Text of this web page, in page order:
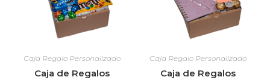
Caja Regalo Personalizado
Caja de Regalos
Caja Regalo Personalizado
Caja de Regalos